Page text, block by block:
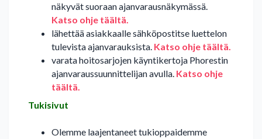
näkyvät suoraan ajanvarausnäkymässä.
Katso ohje täältä.
lähettää asiakkaalle sähköpostitse luettelon
tulevista ajanvarauksista. Katso ohje täältä.
varata hoitosarjojen käyntikertoja Phorestin
ajanvaraussuunnittelijan avulla. Katso ohje
täältä.
Tukisivut
Olemme laajentaneet tukioppaidemme